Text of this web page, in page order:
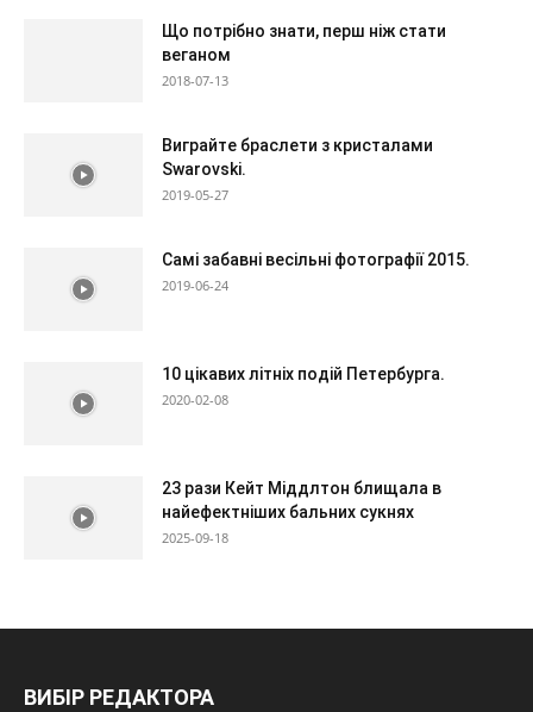
Що потрібно знати, перш ніж стати
веганом
2018-07-13
Виграйте браслети з кристалами
Swarovski.
2019-05-27
Самі забавні весільні фотографії 2015.
2019-06-24
10 цікавих літніх подій Петербурга.
2020-02-08
23 рази Кейт Міддлтон блищала в
найефектніших бальних сукнях
2025-09-18
ВИБІР РЕДАКТОРА